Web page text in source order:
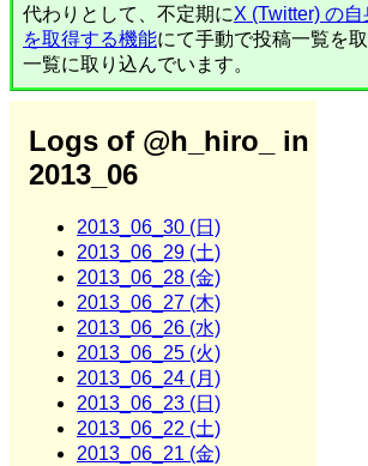
代わりとして、不定期にX (Twitter) の
を取得する機能にて手動で投稿一覧を
一覧に取り込んでいます。
Logs of @h_hiro_ in
2013_06
2013_06_30 (日)
2013_06_29 (土)
2013_06_28 (金)
2013_06_27 (木)
2013_06_26 (水)
2013_06_25 (火)
2013_06_24 (月)
2013_06_23 (日)
2013_06_22 (土)
2013_06_21 (金)